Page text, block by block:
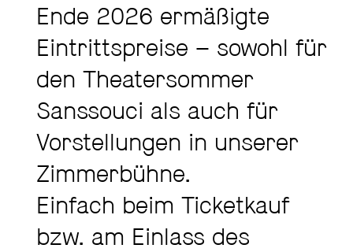
Ende 2026 ermäßigte
Eintrittspreise – sowohl für
den Theatersommer
Sanssouci als auch für
Vorstellungen in unserer
Zimmerbühne.
Einfach beim Ticketkauf
bzw. am Einlass des